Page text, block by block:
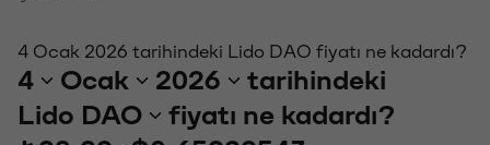
4 Ocak 2026 tarihindeki Lido DAO fiyatı ne kadardı?
4 Ocak 2026
tarihindeki
Lido DAO
fiyatı ne kadardı?